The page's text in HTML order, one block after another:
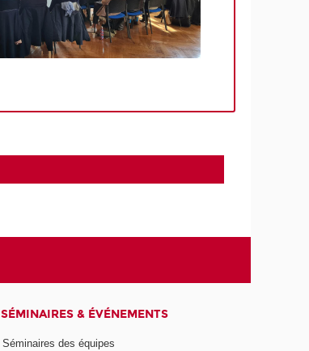
SÉMINAIRES & ÉVÉNEMENTS
Séminaires des équipes